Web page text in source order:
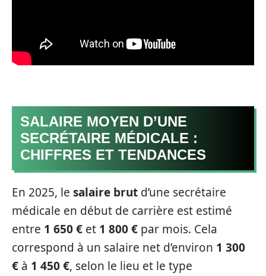
SALAIRE MOYEN D’UNE
SECRÉTAIRE MÉDICALE :
CHIFFRES ET TENDANCES
En 2025, le salaire brut d’une secrétaire
médicale en début de carrière est estimé
entre 1 650 € et 1 800 € par mois. Cela
correspond à un salaire net d’environ 1 300
€ à 1 450 €, selon le lieu et le type